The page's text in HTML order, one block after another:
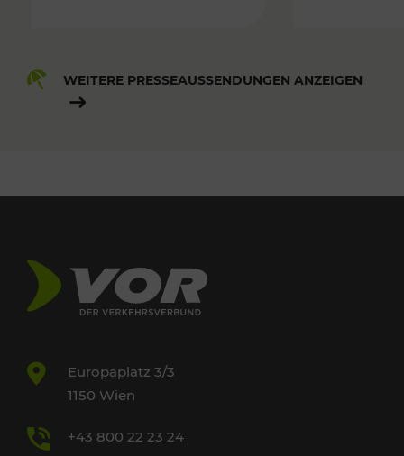
WEITERE PRESSEAUSSENDUNGEN ANZEIGEN
Europaplatz 3/3
1150 Wien
+43 800 22 23 24